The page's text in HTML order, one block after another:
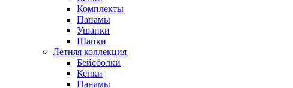
Комплекты
Панамы
Ушанки
Шапки
Летняя коллекция
Бейсболки
Кепки
Панамы